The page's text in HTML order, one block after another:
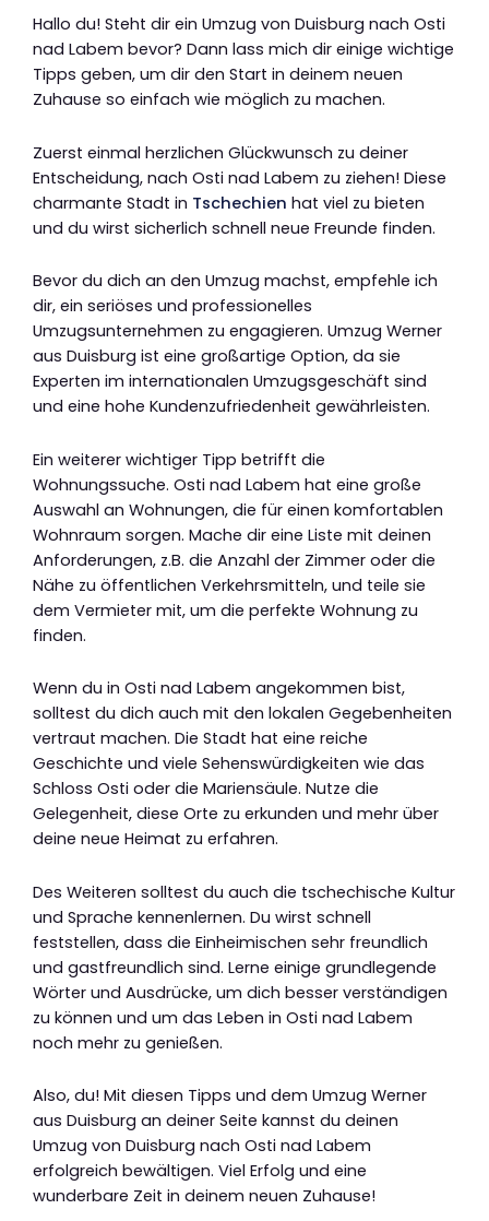
Hallo du! Steht dir ein Umzug von Duisburg nach Osti
nad Labem bevor? Dann lass mich dir einige wichtige
Tipps geben, um dir den Start in deinem neuen
Zuhause so einfach wie möglich zu machen.
Zuerst einmal herzlichen Glückwunsch zu deiner
Entscheidung, nach Osti nad Labem zu ziehen! Diese
charmante Stadt in Tschechien hat viel zu bieten
und du wirst sicherlich schnell neue Freunde finden.
Bevor du dich an den Umzug machst, empfehle ich
dir, ein seriöses und professionelles
Umzugsunternehmen zu engagieren. Umzug Werner
aus Duisburg ist eine großartige Option, da sie
Experten im internationalen Umzugsgeschäft sind
und eine hohe Kundenzufriedenheit gewährleisten.
Ein weiterer wichtiger Tipp betrifft die
Wohnungssuche. Osti nad Labem hat eine große
Auswahl an Wohnungen, die für einen komfortablen
Wohnraum sorgen. Mache dir eine Liste mit deinen
Anforderungen, z.B. die Anzahl der Zimmer oder die
Nähe zu öffentlichen Verkehrsmitteln, und teile sie
dem Vermieter mit, um die perfekte Wohnung zu
finden.
Wenn du in Osti nad Labem angekommen bist,
solltest du dich auch mit den lokalen Gegebenheiten
vertraut machen. Die Stadt hat eine reiche
Geschichte und viele Sehenswürdigkeiten wie das
Schloss Osti oder die Mariensäule. Nutze die
Gelegenheit, diese Orte zu erkunden und mehr über
deine neue Heimat zu erfahren.
Des Weiteren solltest du auch die tschechische Kultur
und Sprache kennenlernen. Du wirst schnell
feststellen, dass die Einheimischen sehr freundlich
und gastfreundlich sind. Lerne einige grundlegende
Wörter und Ausdrücke, um dich besser verständigen
zu können und um das Leben in Osti nad Labem
noch mehr zu genießen.
Also, du! Mit diesen Tipps und dem Umzug Werner
aus Duisburg an deiner Seite kannst du deinen
Umzug von Duisburg nach Osti nad Labem
erfolgreich bewältigen. Viel Erfolg und eine
wunderbare Zeit in deinem neuen Zuhause!